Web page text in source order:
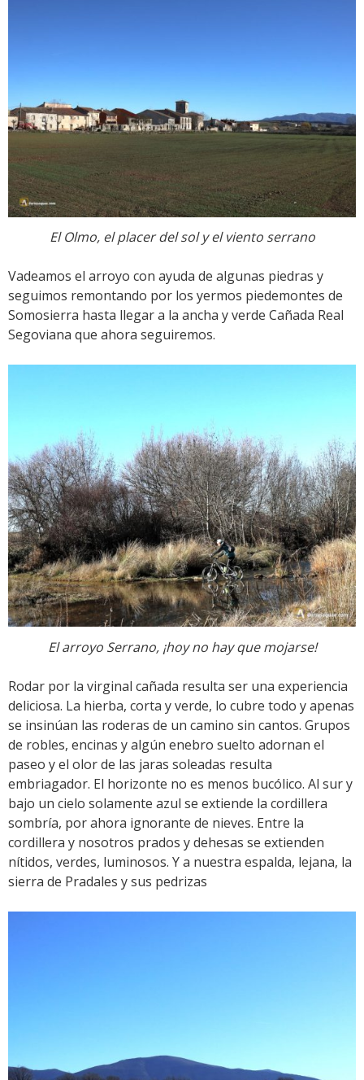
El Olmo, el placer del sol y el viento serrano
Vadeamos el arroyo con ayuda de algunas piedras y
seguimos remontando por los yermos piedemontes de
Somosierra hasta llegar a la ancha y verde Cañada Real
Segoviana que ahora seguiremos.
El arroyo Serrano, ¡hoy no hay que mojarse!
Rodar por la virginal cañada resulta ser una experiencia
deliciosa. La hierba, corta y verde, lo cubre todo y apenas
se insinúan las roderas de un camino sin cantos. Grupos
de robles, encinas y algún enebro suelto adornan el
paseo y el olor de las jaras soleadas resulta
embriagador. El horizonte no es menos bucólico. Al sur y
bajo un cielo solamente azul se extiende la cordillera
sombría, por ahora ignorante de nieves. Entre la
cordillera y nosotros prados y dehesas se extienden
nítidos, verdes, luminosos. Y a nuestra espalda, lejana, la
sierra de Pradales y sus pedrizas